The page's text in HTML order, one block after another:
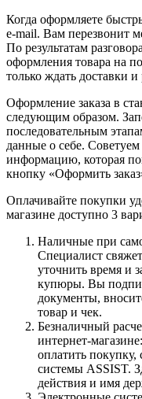
Когда оформляете
e-mail. Вам перезвонит
По результатам
оформления товара на
только ждать доставки
Оформление заказа в
следующим образом.
последовательным
данные о себе.
информацию, которая
кнопку «Оформить
Оплачивайте покупки
магазине доступно 3
Наличные при
Специалист
уточнить время и
купюры. Вы
документы,
товар и чек.
Безналичный
интернет-
оплатить покупку,
системы ASSIST.
действия и имя